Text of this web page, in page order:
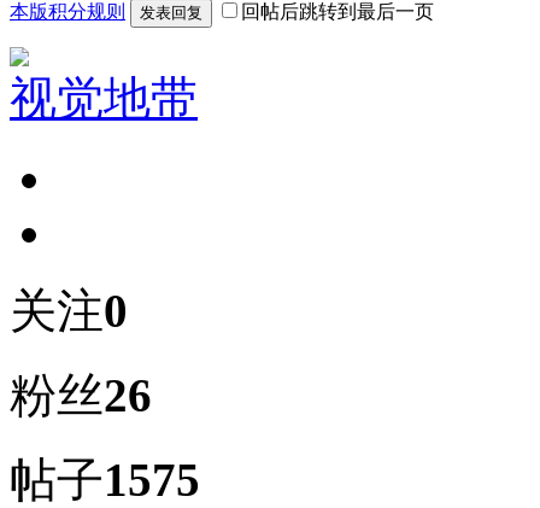
本版积分规则 发表回复 回帖后跳转到最后一页
视觉地带
关注0
粉丝26
帖子1575